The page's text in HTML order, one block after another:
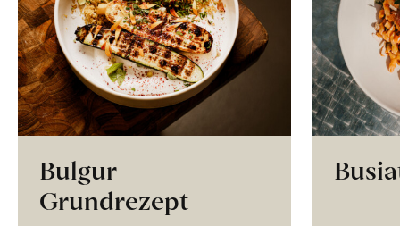
Bulgur
Grundrezept